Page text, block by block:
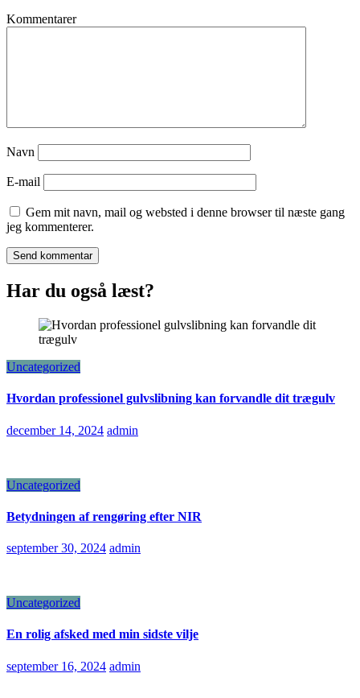
Kommentarer
Navn
E-mail
Gem mit navn, mail og websted i denne browser til næste gang
jeg kommenterer.
Har du også læst?
Uncategorized
Hvordan professionel gulvslibning kan forvandle dit trægulv
december 14, 2024 admin
Uncategorized
Betydningen af rengøring efter NIR
september 30, 2024 admin
Uncategorized
En rolig afsked med min sidste vilje
september 16, 2024 admin